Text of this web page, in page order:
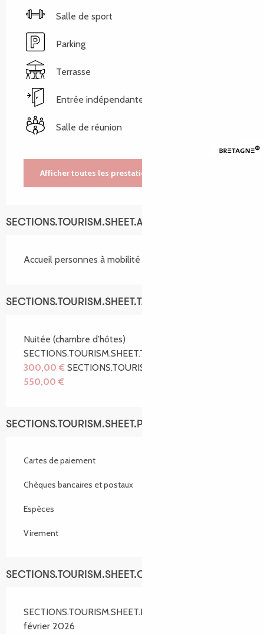
Salle de sport
Parking
Terrasse
Entrée indépendante
Salle de réunion
Afficher toutes les prestations
SECTIONS.TOURISM.SHEET.ACCESSIBILITY_SERVICES
Accueil personnes à mobilité réduite
SECTIONS.TOURISM.SHEET.TARIFFS.TARIFFS
Nuitée (chambre d’hôtes)
SECTIONS.TOURISM.SHEET.TARIFFS.FROM
300,00 € SECTIONS.TOURISM.SHEET.TARIFFS.TO
550,00 €
SECTIONS.TOURISM.SHEET.PAYMENTS_METHODS
Cartes de paiement
Chèques bancaires et postaux
Espèces
Virement
SECTIONS.TOURISM.SHEET.OPENINGS
SECTIONS.TOURISM.SHEET.PERIODS.FROM 6
février 2026